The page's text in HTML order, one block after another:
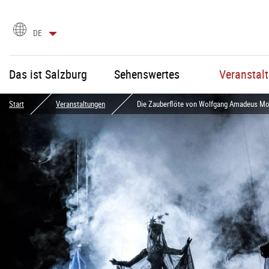
Sprachauswahl
DE
Das ist Salzburg Sehenswertes
Start Veranstaltungen Die Zauberflöte von Wolfgang Amadeus